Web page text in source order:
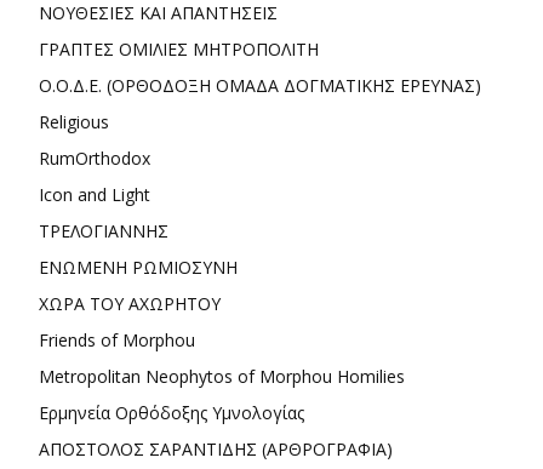
ΝΟΥΘΕΣΙΕΣ ΚΑΙ ΑΠΑΝΤΗΣΕΙΣ
ΓΡΑΠΤΕΣ ΟΜΙΛΙΕΣ ΜΗΤΡΟΠΟΛΙΤΗ
Ο.Ο.Δ.Ε. (ΟΡΘΟΔΟΞΗ ΟΜΑΔΑ ΔΟΓΜΑΤΙΚΗΣ ΕΡΕΥΝΑΣ)
Religious
RumOrthodox
Icon and Light
ΤΡΕΛΟΓΙΑΝΝΗΣ
ΕΝΩΜΕΝΗ ΡΩΜΙΟΣΥΝΗ
ΧΩΡΑ ΤΟΥ ΑΧΩΡΗΤΟΥ
Friends of Morphou
Metropolitan Neophytos of Morphou Homilies
Ερμηνεία Ορθόδοξης Υμνολογίας
ΑΠΟΣΤΟΛΟΣ ΣΑΡΑΝΤΙΔΗΣ (ΑΡΘΡΟΓΡΑΦΙΑ)